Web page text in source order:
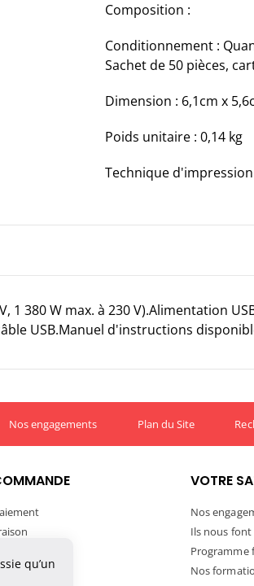
Composition :
Conditionnement :
Sachet de 50 pièces,
Dimension : 6,1cm x
Poids unitaire : 0,14 kg
Technique
1 380 W max. à 230 V).Alimentation
USB.Manuel d'instructions
Nos engagements Plan du Site
commande
VOTRE
Nos
Ils nous font
Programme
Nos
qu’un